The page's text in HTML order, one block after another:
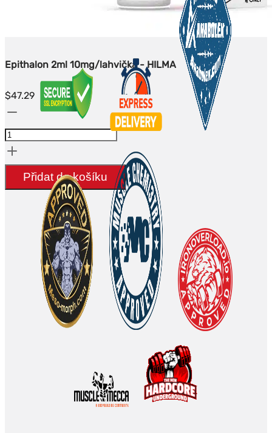
Epithalon 2ml 10mg/lahvička - HILMA
$47.29
Množství
Epithalon
10mg/vial
-
HILMA
Přidat do košíku